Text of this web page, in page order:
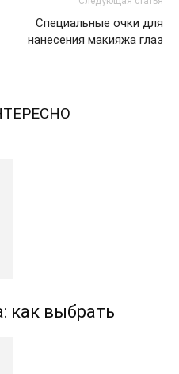
Специальные очки для
нанесения макияжа глаз
как выбрать